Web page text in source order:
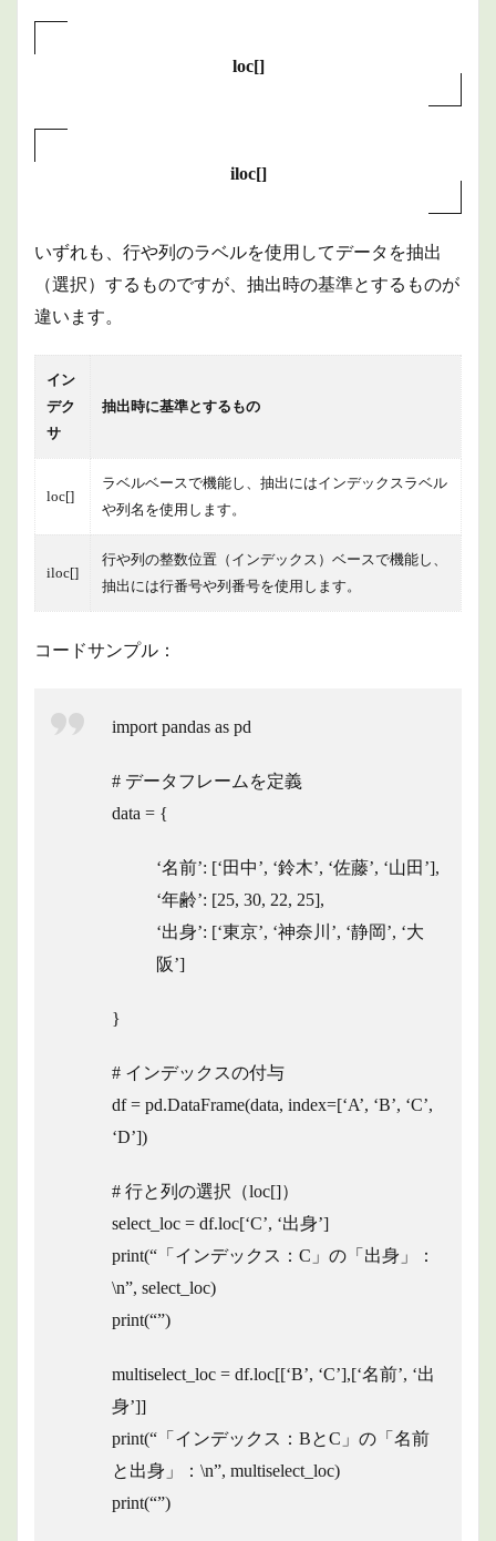
loc[]
iloc[]
いずれも、行や列のラベルを使用してデータを抽出
（選択）するものですが、抽出時の基準とするものが
違います。
イン
デク
サ
抽出時に基準とするもの
loc[]
ラベルベースで機能し、抽出にはインデックスラベル
や列名を使用します。
iloc[]
行や列の整数位置（インデックス）ベースで機能し、
抽出には行番号や列番号を使用します。
コードサンプル：
import pandas as pd
# データフレームを定義
data = {
‘名前’: [‘田中’, ‘鈴木’, ‘佐藤’, ‘山田’],
‘年齢’: [25, 30, 22, 25],
‘出身’: [‘東京’, ‘神奈川’, ‘静岡’, ‘大
阪’]
}
# インデックスの付与
df = pd.DataFrame(data, index=[‘A’, ‘B’, ‘C’,
‘D’])
# 行と列の選択（loc[]）
select_loc = df.loc[‘C’, ‘出身’]
print(“「インデックス：C」の「出身」：
\n”, select_loc)
print(“”)
multiselect_loc = df.loc[[‘B’, ‘C’],[‘名前’, ‘出
身’]]
print(“「インデックス：BとC」の「名前
と出身」：\n”, multiselect_loc)
print(“”)